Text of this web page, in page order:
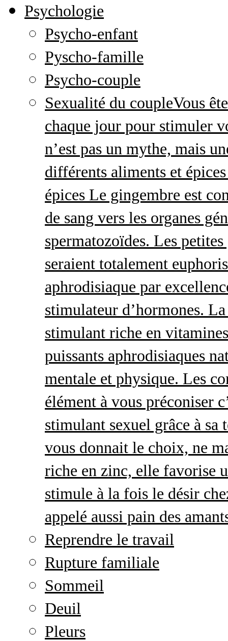
Psychologie
Psycho-enfant
Pyscho-famille
Psycho-couple
Sexualité du coupleVous
chaque jour pour stimuler
n’est pas un mythe, mais
différents aliments et
épices Le gingembre est
de sang vers les organes
spermatozoïdes. Les
seraient totalement
aphrodisiaque par
stimulateur d’hormones.
stimulant riche en
puissants aphrodisiaques
mentale et physique. Les
élément à vous préconiser
stimulant sexuel grâce à sa
vous donnait le choix, ne
riche en zinc, elle favorise
stimule à la fois le désir
appelé aussi pain des
Reprendre le travail
Rupture familiale
Sommeil
Deuil
Pleurs